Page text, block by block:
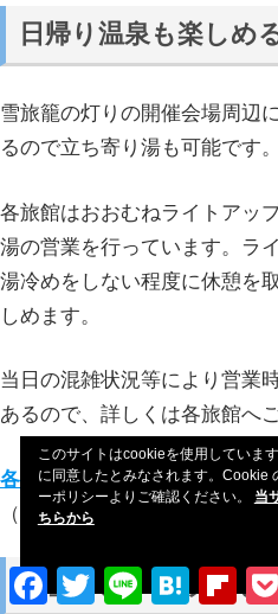
日帰り温泉も楽しめ
雪旅籠の灯りの開催会場周辺
るので立ち寄り湯も可能です。
各旅館はおおむねライトアッ
湯の営業を行っています。ラ
湯冷めをしない程度に休憩を
しめます。
当日の混雑状況等により営業
あるので、詳しくは各旅館へ
各旅館の連絡先一覧
（月山朝日観光協会公式サイト
豪雪テントサウナも
Facebook
TwitterLine Hatena
このサイトはcookieを使用していま
に同意したとみなされます。Cookie
ーポリシーよりご確認ください。 当
ちらから